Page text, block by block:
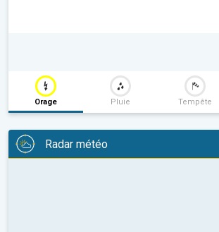
Orage Pluie Tempête
Radar météo